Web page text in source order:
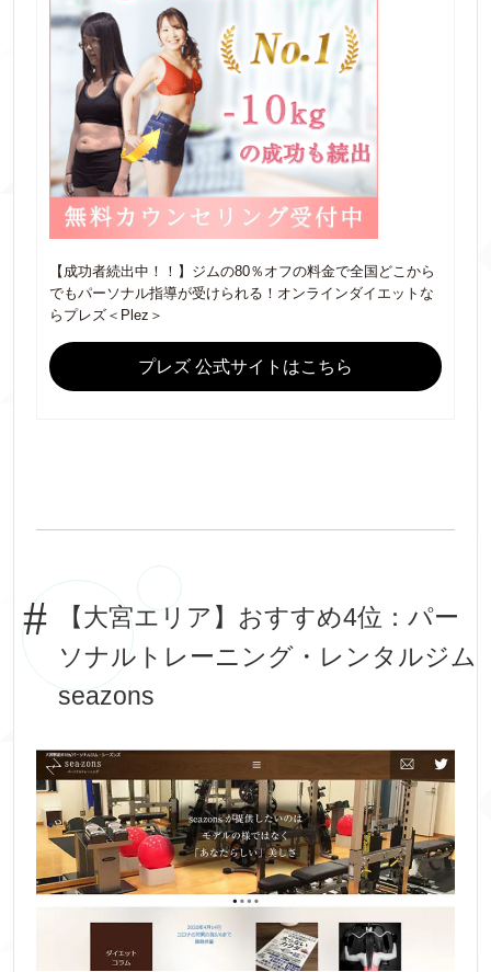
【成功者続出中！！】ジムの80％オフの料金で全国どこから
でもパーソナル指導が受けられる！オンラインダイエットな
らプレズ＜Plez＞
プレズ 公式サイトはこちら
【大宮エリア】おすすめ4位：パー
ソナルトレーニング・レンタルジム
seazons